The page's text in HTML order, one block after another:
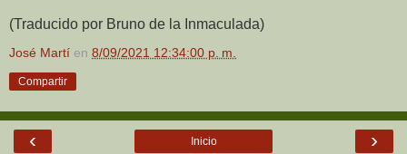
(Traducido por Bruno de la Inmaculada)
José Martí en 8/09/2021 12:34:00 p. m.
Compartir
‹ ›
Inicio